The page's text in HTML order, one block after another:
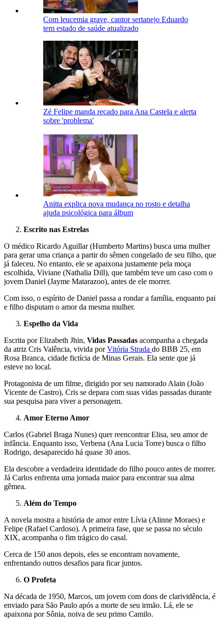
Com leucemia grave, cantor sertanejo Eduardo
tem estado de saúde atualizado
Zé Felipe manda recado para Ana Castela e alerta
sobre 'problema'
Anitta explica nova mudança no rosto e detalha
ajuda psicológica para álbum
Escrito nas Estrelas
O médico Ricardo Aguillar (Humberto Martins) busca uma mulher
para gerar uma criança a partir do sêmen congelado de seu filho, que
já faleceu. No entanto, ele se apaixona justamente pela moça
escolhida, Viviane (Nathalia Dill), que também teve um caso com o
jovem Daniel (Jayme Matarazoo), antes de ele morrer.
Com isso, o espírito de Daniel passa a rondar a família, enquanto pai
e filho disputam o amor da mesma mulher.
Espelho da Vida
Escrita por Elizabeth Jhin, Vidas Passadas acompanha a chegada
da atriz Cris Valência, vivida porVitória Strada do BBB 25, em
Rosa Branca, cidade fictícia de Minas Gerais. Ela sente que já
esteve no local.
Protagonista de um filme, dirigido por seu namorado Alain (João
Vicente de Castro), Cris se depara com suas vidas passadas durante
sua pesquisa para viver a personagem.
Amor Eterno Amor
Carlos (Gabriel Braga Nunes) quer reencontrar Elisa, seu amor de
infância. Enquanto isso, Verbena (Ana Lucia Torre) busca o filho
Rodrigo, desaparecido há quase 30 anos.
Ela descobre a verdadeira identidade do filho pouco antes de morrer.
Já Carlos enfrenta uma jornada maior para encontrar sua alma
gêmea.
Além do Tempo
A novela mostra a história de amor entre Lívia (Alinne Moraes) e
Felipe (Rafael Cardoso). A primeira fase, que se passa no século
XIX, acompanha o fim trágico do casal.
Cerca de 150 anos depois, eles se encontram novamente,
enfrentando outros desafios para ficar juntos.
O Profeta
Na década de 1950, Marcos, um jovem com dons de clarividência, é
enviado para São Paulo após a morte de seu irmão. Lá, ele se
apaixona por Sônia, noiva de seu primo Camilo.